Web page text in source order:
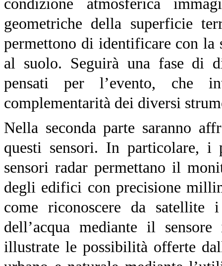
condizione atmosferica
geometriche della superficie
permettono di identificare con la
al suolo. Seguirà una fase di
pensati per l’evento, che
complementarità dei diversi
Nella seconda parte saranno
questi sensori. In particolare, i
sensori radar permettano il
degli edifici con precisione
come riconoscere da
dell’acqua mediante il
illustrate le possibilità offerte